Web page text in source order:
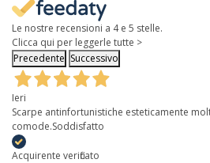
Le nostre recensioni a 4 e 5 stelle.
Clicca qui per leggerle tutte >
Precedente Successivo
Ieri
Scarpe antinfortunistiche esteticamente
comode.Soddisfatto
Acquirente verificato